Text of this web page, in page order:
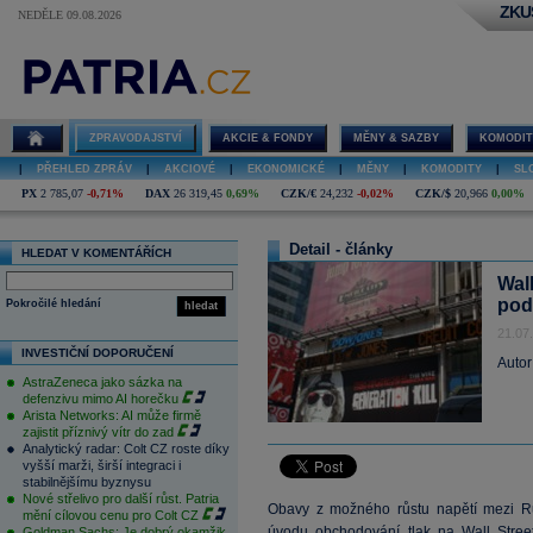
NEDĚLE 09.08.2026
ZPRAVODAJSTVÍ AKCIE & FONDY MĚNY & SAZBY
PŘEHLED ZPRÁV AKCIOVÉ EKONOMICKÉ MĚNY KOMODITY
PX 2 785,07 -0,71% DAX 26 319,45 0,69% CZK/€ 24,232 -0,02% CZK/$ 20,966 0,00%
HLEDAT V KOMENTÁŘÍCH
hledat
Pokročilé hledání
INVESTIČNÍ DOPORUČENÍ
AstraZeneca jako sázka na
defenzivu mimo AI horečku
Arista Networks: AI může firmě
zajistit příznivý vítr do zad
Analytický radar: Colt CZ roste díky
vyšší marži, širší integraci i
stabilnějšímu byznysu
Nové střelivo pro další růst. Patria
mění cílovou cenu pro Colt CZ
Detail - články
Obavy z možného růstu napětí mezi